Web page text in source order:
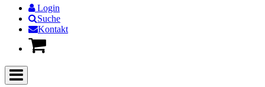
Login
Suche
Kontakt